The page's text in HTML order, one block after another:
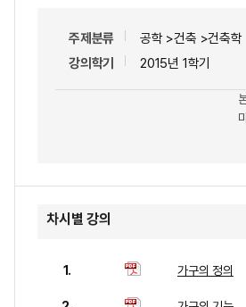
주제분류
공학 >건축 >건축학
강의학기
2015년 1학기
차시별 강의
1. 가구의 정의